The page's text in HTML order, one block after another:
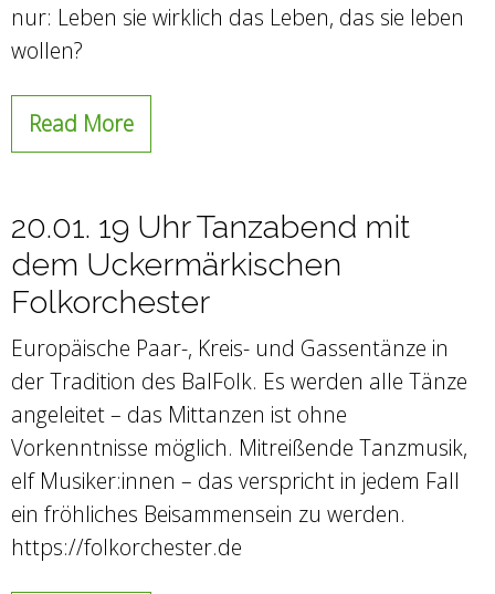
nur: Leben sie wirklich das Leben, das sie leben
wollen?
Read More
20.01. 19 Uhr Tanzabend mit
dem Uckermärkischen
Folkorchester
Europäische Paar-, Kreis- und Gassentänze in
der Tradition des BalFolk. Es werden alle Tänze
angeleitet – das Mittanzen ist ohne
Vorkenntnisse möglich. Mitreißende Tanzmusik,
elf Musiker:innen – das verspricht in jedem Fall
ein fröhliches Beisammensein zu werden.
https://folkorchester.de